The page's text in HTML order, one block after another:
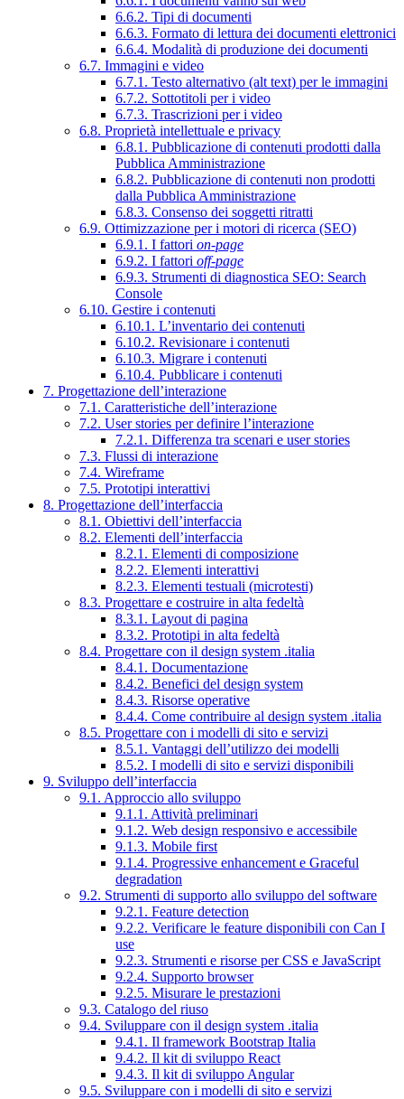
6.6.2. Tipi di documenti
6.6.3. Formato di lettura dei documenti elettronici
6.6.4. Modalità di produzione dei documenti
6.7. Immagini e video
6.7.1. Testo alternativo (alt text) per le immagini
6.7.2. Sottotitoli per i video
6.7.3. Trascrizioni per i video
6.8. Proprietà intellettuale e privacy
6.8.1. Pubblicazione di contenuti prodotti dalla
Pubblica Amministrazione
6.8.2. Pubblicazione di contenuti non prodotti
dalla Pubblica Amministrazione
6.8.3. Consenso dei soggetti ritratti
6.9. Ottimizzazione per i motori di ricerca (SEO)
6.9.1. I fattori on-page
6.9.2. I fattori off-page
6.9.3. Strumenti di diagnostica SEO: Search
Console
6.10. Gestire i contenuti
6.10.1. L’inventario dei contenuti
6.10.2. Revisionare i contenuti
6.10.3. Migrare i contenuti
6.10.4. Pubblicare i contenuti
7. Progettazione dell’interazione
7.1. Caratteristiche dell’interazione
7.2. User stories per definire l’interazione
7.2.1. Differenza tra scenari e user stories
7.3. Flussi di interazione
7.4. Wireframe
7.5. Prototipi interattivi
8. Progettazione dell’interfaccia
8.1. Obiettivi dell’interfaccia
8.2. Elementi dell’interfaccia
8.2.1. Elementi di composizione
8.2.2. Elementi interattivi
8.2.3. Elementi testuali (microtesti)
8.3. Progettare e costruire in alta fedeltà
8.3.1. Layout di pagina
8.3.2. Prototipi in alta fedeltà
8.4. Progettare con il design system .italia
8.4.1. Documentazione
8.4.2. Benefici del design system
8.4.3. Risorse operative
8.4.4. Come contribuire al design system .italia
8.5. Progettare con i modelli di sito e servizi
8.5.1. Vantaggi dell’utilizzo dei modelli
8.5.2. I modelli di sito e servizi disponibili
9. Sviluppo dell’interfaccia
9.1. Approccio allo sviluppo
9.1.1. Attività preliminari
9.1.2. Web design responsivo e accessibile
9.1.3. Mobile first
9.1.4. Progressive enhancement e Graceful
degradation
9.2. Strumenti di supporto allo sviluppo del software
9.2.1. Feature detection
9.2.2. Verificare le feature disponibili con Can I
use
9.2.3. Strumenti e risorse per CSS e JavaScript
9.2.4. Supporto browser
9.2.5. Misurare le prestazioni
9.3. Catalogo del riuso
9.4. Sviluppare con il design system .italia
9.4.1. Il framework Bootstrap Italia
9.4.2. Il kit di sviluppo React
9.4.3. Il kit di sviluppo Angular
9.5. Sviluppare con i modelli di sito e servizi